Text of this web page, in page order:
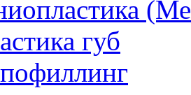
губ